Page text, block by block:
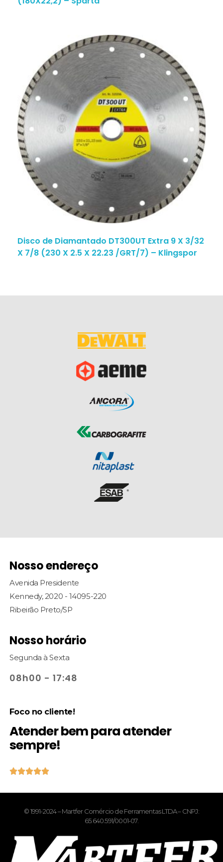
Disco de Diamantado DT300UT Extra 9 X 3/32
X 7/8 (230 X 2.5 X 22.23 /GRT/7) – Klingspor
Nosso endereço
Avenida Presidente
Kennedy, 2020 - 14095-220
Ribeirão Preto/SP
Nosso horário
Segunda à Sexta
08h00 - 17:48
Foco no cliente!
Atender bem para atender
sempre!

© 1991-2024 – Martfer Comércio de Ferramentas LTDA – CNPJ:
65.640.591/0001-07.